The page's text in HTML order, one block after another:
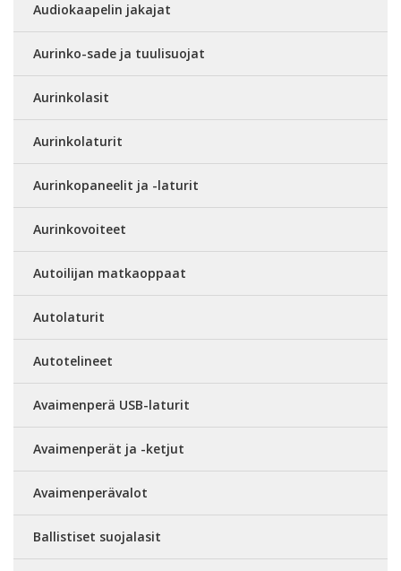
Audiokaapelin jakajat
Aurinko-sade ja tuulisuojat
Aurinkolasit
Aurinkolaturit
Aurinkopaneelit ja -laturit
Aurinkovoiteet
Autoilijan matkaoppaat
Autolaturit
Autotelineet
Avaimenperä USB-laturit
Avaimenperät ja -ketjut
Avaimenperävalot
Ballistiset suojalasit